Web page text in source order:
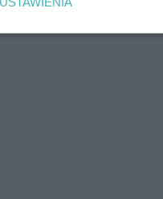
jednak w przypadku